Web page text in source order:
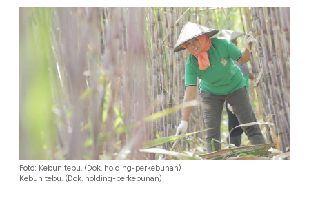
Foto: Kebun tebu. (Dok. holding-perkebunan)
Kebun tebu. (Dok. holding-perkebunan)